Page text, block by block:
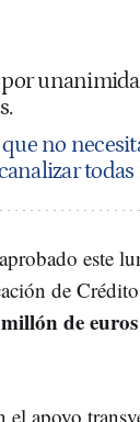
no
todas
este
de
de
apoyo